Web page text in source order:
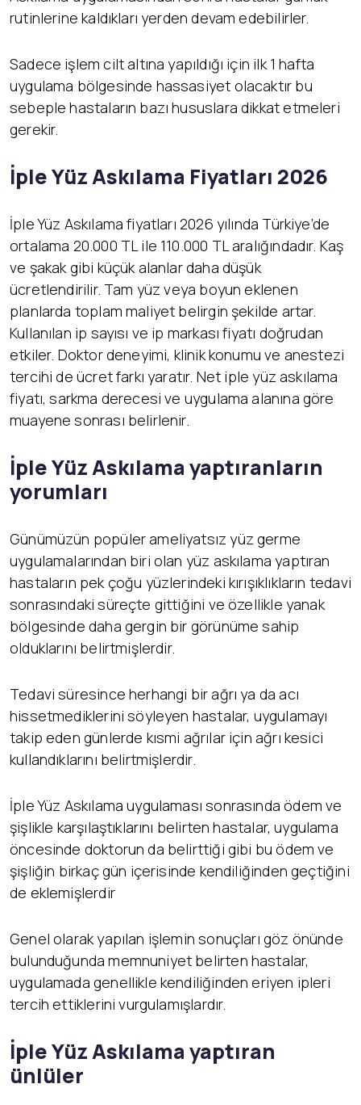
rutinlerine kaldıkları yerden devam edebilirler.
Sadece işlem cilt altına yapıldığı için ilk 1 hafta
uygulama bölgesinde hassasiyet olacaktır bu
sebeple hastaların bazı hususlara dikkat etmeleri
gerekir.
İple Yüz Askılama Fiyatları 2026
İple Yüz Askılama fiyatları 2026 yılında Türkiye’de
ortalama 20.000 TL ile 110.000 TL aralığındadır. Kaş
ve şakak gibi küçük alanlar daha düşük
ücretlendirilir. Tam yüz veya boyun eklenen
planlarda toplam maliyet belirgin şekilde artar.
Kullanılan ip sayısı ve ip markası fiyatı doğrudan
etkiler. Doktor deneyimi, klinik konumu ve anestezi
tercihi de ücret farkı yaratır. Net iple yüz askılama
fiyatı, sarkma derecesi ve uygulama alanına göre
muayene sonrası belirlenir.
İple Yüz Askılama yaptıranların
yorumları
Günümüzün popüler ameliyatsız yüz germe
uygulamalarından biri olan yüz askılama yaptıran
hastaların pek çoğu yüzlerindeki kırışıklıkların tedavi
sonrasındaki süreçte gittiğini ve özellikle yanak
bölgesinde daha gergin bir görünüme sahip
olduklarını belirtmişlerdir.
Tedavi süresince herhangi bir ağrı ya da acı
hissetmediklerini söyleyen hastalar, uygulamayı
takip eden günlerde kısmi ağrılar için ağrı kesici
kullandıklarını belirtmişlerdir.
İple Yüz Askılama uygulaması sonrasında ödem ve
şişlikle karşılaştıklarını belirten hastalar, uygulama
öncesinde doktorun da belirttiği gibi bu ödem ve
şişliğin birkaç gün içerisinde kendiliğinden geçtiğini
de eklemişlerdir
Genel olarak yapılan işlemin sonuçları göz önünde
bulunduğunda memnuniyet belirten hastalar,
uygulamada genellikle kendiliğinden eriyen ipleri
tercih ettiklerini vurgulamışlardır.
İple Yüz Askılama yaptıran
ünlüler